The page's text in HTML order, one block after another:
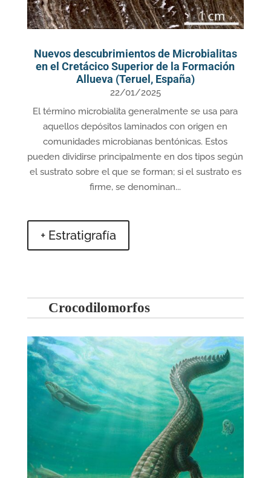
Nuevos descubrimientos de Microbialitas
en el Cretácico Superior de la Formación
Allueva (Teruel, España)
22/01/2025
El término microbialita generalmente se usa para
aquellos depósitos laminados con origen en
comunidades microbianas bentónicas. Estos
pueden dividirse principalmente en dos tipos según
el sustrato sobre el que se forman; si el sustrato es
firme, se denominan...
+ Estratigrafía
Crocodilomorfos